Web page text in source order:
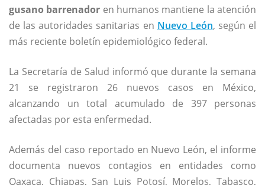
gusano barrenador en humanos mantiene la atención
de las autoridades sanitarias en Nuevo León, según el
más reciente boletín epidemiológico federal.
La Secretaría de Salud informó que durante la semana
21 se registraron 26 nuevos casos en México,
alcanzando un total acumulado de 397 personas
afectadas por esta enfermedad.
Además del caso reportado en Nuevo León, el informe
documenta nuevos contagios en entidades como
Oaxaca, Chiapas, San Luis Potosí, Morelos, Tabasco,